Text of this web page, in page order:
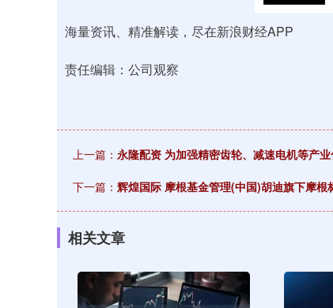
海量资讯、精准解读，尽在新浪财经APP
责任编辑：公司观察
上一篇： 永隆配资 为加强精密齿轮、减速电机等产
下一篇： 辉煌国际 摩根基金管理(中国)胡迪旗下摩
相关文章